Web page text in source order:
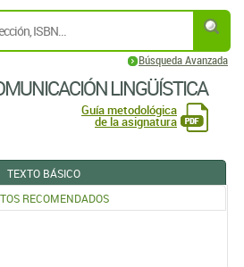
Búsqueda Avanzada
LINGÜÍSTICA
Guía metodológica
de la asignatura
TEXTO BÁSICO
RECOMENDADOS